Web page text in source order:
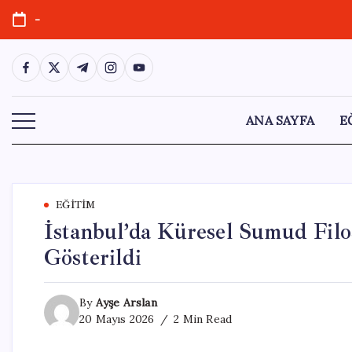
Skip
content
-
https://www.facebook.com/
https://twitter.com/
https://t.me/
https://www.instagram.com/
https://youtube.com/
ANA SAYFA
EĞITIM
İstanbul’da Küresel Sumud
Gösterildi
By Ayşe Arslan
20 Mayıs 2026
2 Min Read